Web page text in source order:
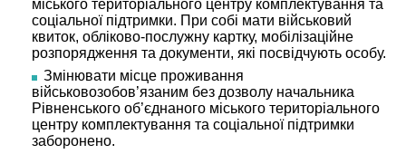
міського територіального центру комплектування та
соціальної підтримки. При собі мати військовий
квиток, обліково-послужну картку, мобілізаційне
розпорядження та документи, які посвідчують особу.
Змінювати місце проживання
військовозобов’язаним без дозволу начальника
Рівненського об’єднаного міського територіального
центру комплектування та соціальної підтримки
заборонено.